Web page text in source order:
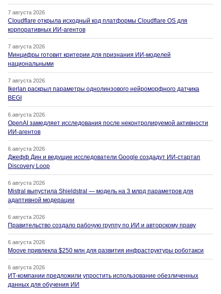
7 августа 2026
Cloudflare открыла исходный код платформы Cloudflare OS для
корпоративных ИИ-агентов
7 августа 2026
Минцифры готовит критерии для признания ИИ-моделей
национальными
7 августа 2026
Ikerlan раскрыл параметры однолинзового нейроморфного датчика
BEGI
6 августа 2026
OpenAI замедляет исследования после неконтролируемой активности
ИИ-агентов
6 августа 2026
Джефф Дин и ведущие исследователи Google создадут ИИ-стартап
Discovery Loop
6 августа 2026
Mistral выпустила Shieldstral — модель на 3 млрд параметров для
адаптивной модерации
6 августа 2026
Правительство создало рабочую группу по ИИ и авторскому праву
6 августа 2026
Moove привлекла $250 млн для развития инфраструктуры роботакси
6 августа 2026
ИТ-компании предложили упростить использование обезличенных
данных для обучения ИИ